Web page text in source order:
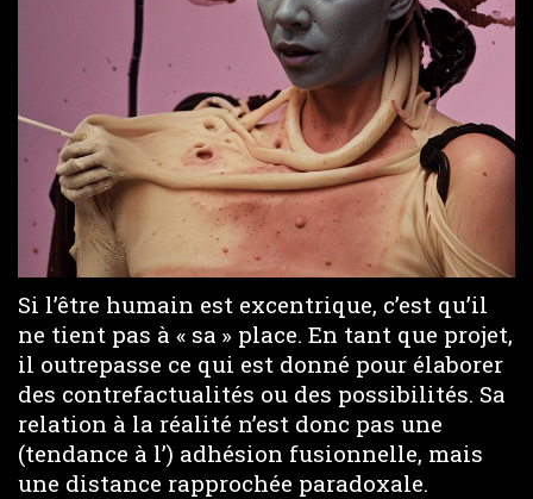
Si l’être humain est excentrique, c’est qu’il
ne tient pas à « sa » place. En tant que projet,
il outrepasse ce qui est donné pour élaborer
des contrefactualités ou des possibilités. Sa
relation à la réalité n’est donc pas une
(tendance à l’) adhésion fusionnelle, mais
une distance rapprochée paradoxale.